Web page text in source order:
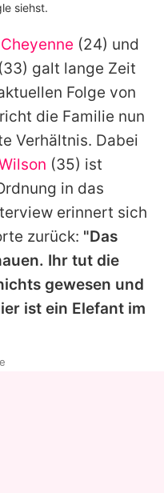
siehst.
Cheyenne (24) und
(33) galt lange Zeit
Folge von
die Familie nun
Verhältnis. Dabei
(35) ist
in das
erinnert sich
zurück: "Das
Ihr tut die
gewesen und
ist ein Elefant im